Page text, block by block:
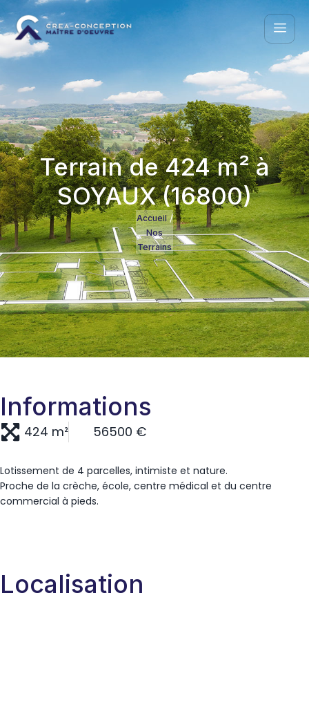
Terrain de 424 m² à
SOYAUX (16800)
Accueil/
Nos
Terrains
Informations
424 m² 56500 €
Lotissement de 4 parcelles, intimiste et nature.
Proche de la crèche, école, centre médical et du centre
commercial à pieds.
Localisation